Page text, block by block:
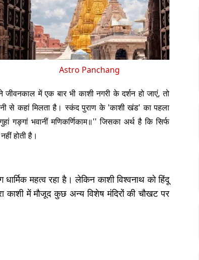
Astro Panchang
जीवनकाल में एक बार भी काशी नगरी के दर्शन हो जाएं, तो
से कहां मिलता है। स्कंद पुराण के 'काशी खंड' का पहला
गङ्गां भवानीं मणिकर्णिकाम॥'' जिसका अर्थ है कि सिर्फ
होती है।
महत्व रहा है। लेकिन काशी विश्वनाथ को हिंदू
काशी में मौजूद कुछ अन्य विशेष मंदिरों की चौखट पर